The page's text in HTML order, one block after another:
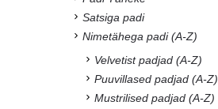
Satsiga padi
Nimetähega padi (A-Z)
Velvetist padjad (A-Z)
Puuvillased padjad (A-Z)
Mustrilised padjad (A-Z)